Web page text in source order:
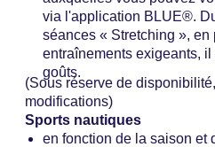
via l'application BLUE®.
séances « Stretching », en
entraînements exigeants,
goûts.
(Sous réserve de
modifications)
Sports nautiques
en fonction de la saison et